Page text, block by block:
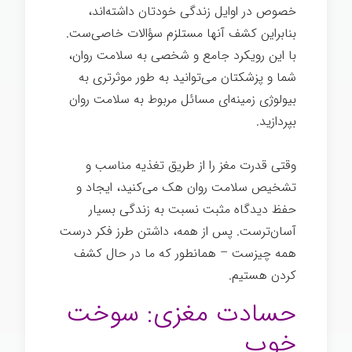
خصوص در اوایل زندگی خودتان داشته‌اند،
بنابراین کشف آنها مستلزم سؤالات خاصی‌ست.
با این رویکرد جامع و شخصی به سلامت روان،
شما و پزشکتان می‌توانید به طور موثرتری به
بیولوژی زمینه‌ای مسائل مربوط به سلامت روان
بپردازید.
وقتی قدرت مغز را از طریق تغذیه مناسب و
تشخیص سلامت روان هک می‌کنید، ایجاد و
حفظ دیدگاه مثبت نسبت به زندگی بسیار
آسان‌ترست. پس از همه، داشتن طرز فکر درست
همه چیزست – همانطور که ما در حال کشف
کردن هستیم.
حسادت مغزی: سوخت
خوب